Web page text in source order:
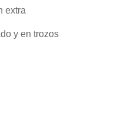
extra
y en trozos